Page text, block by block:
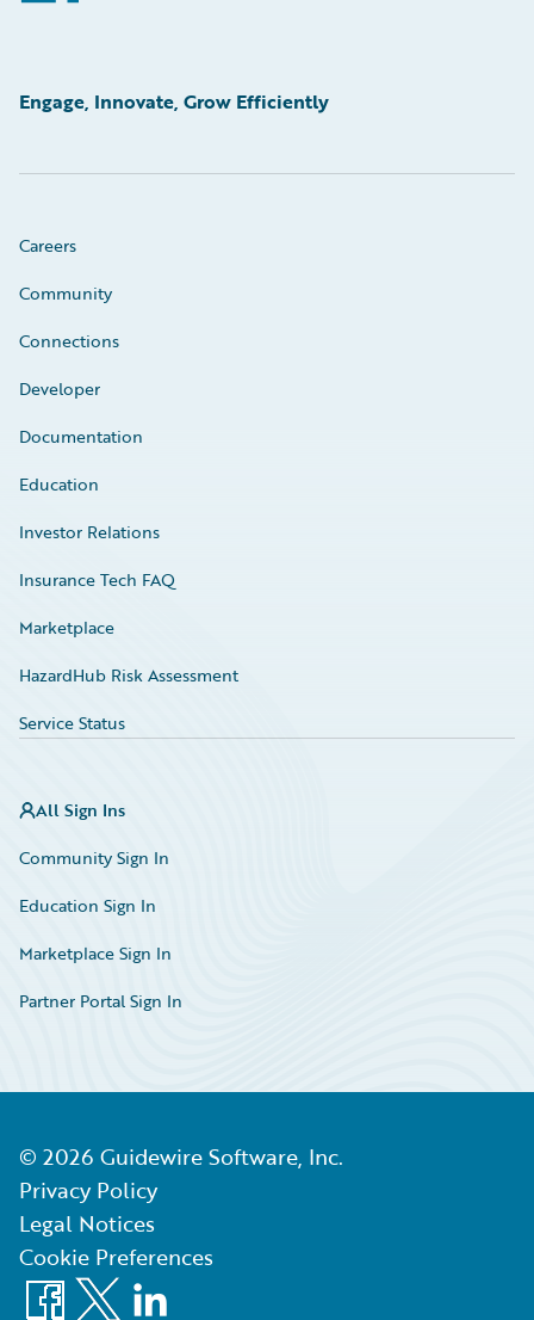
Engage, Innovate, Grow Efficiently
Careers
Community
Connections
Developer
Documentation
Education
Investor Relations
Insurance Tech FAQ
Marketplace
HazardHub Risk Assessment
Service Status
All Sign Ins
Community Sign In
Education Sign In
Marketplace Sign In
Partner Portal Sign In
© 2026 Guidewire Software, Inc.
Privacy Policy
Legal Notices
Cookie Preferences
Facebook
X LinkedIn